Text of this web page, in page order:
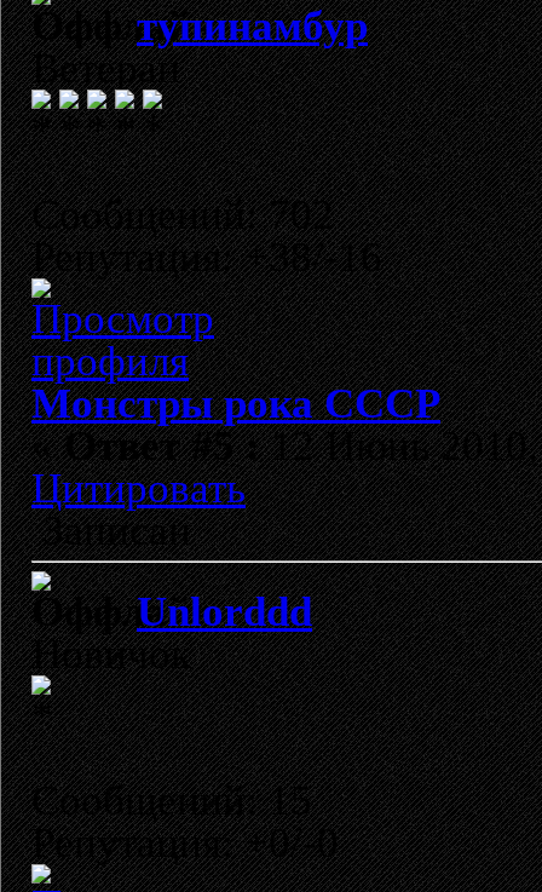
тупинамбур
Ветеран
Сообщений: 702
Репутация: +38/-16
Монстры рока СССР
«Ответ #5 :12 Июнь 2010,
Цитировать
Записан
Unlorddd
Новичок
Сообщений: 15
Репутация: +0/-0